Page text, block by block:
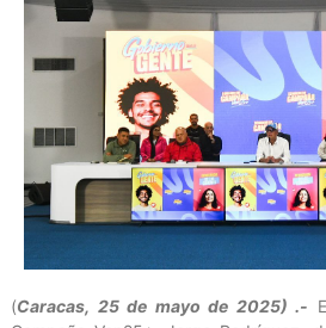
(Caracas, 25 de mayo de 2025) .-